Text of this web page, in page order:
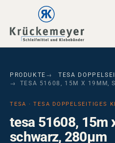
Skip to main navigation
Skip to main content
Skip to page footer
PRODUKTE
TESA
TESA 51608, 15M X 19MM,
TESA · TESA DOPPELSEITIGES
tesa 51608, 15m
schwarz, 280µm